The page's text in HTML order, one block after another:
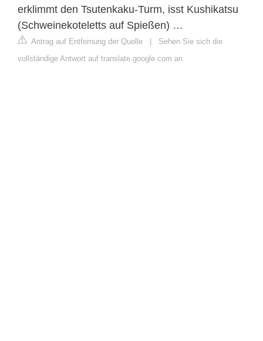
erklimmt den Tsutenkaku-Turm, isst Kushikatsu
(Schweinekoteletts auf Spießen) …
Antrag auf Entfernung der Quelle | Sehen Sie sich die
vollständige Antwort auf translate.google.com an